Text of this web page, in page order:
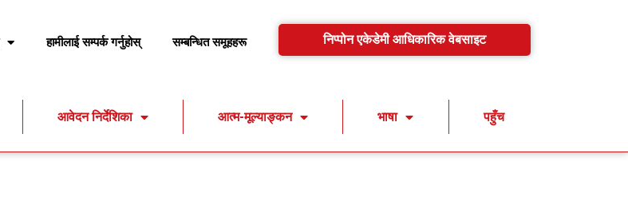
हामीलाई सम्पर्क गर्नुहोस् सम्बन्धित समूहहरू निप्पोन एकेडेमी आधिकारिक वेबसाइट
आवेदन निर्देशिका आत्म-मूल्याङ्कन भाषा पहुँच